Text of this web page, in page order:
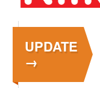
UPDATE
→